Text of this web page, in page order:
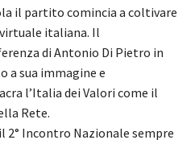
il partito comincia a coltivare
italiana. Il
di Antonio Di Pietro in
a sua immagine e
l’Italia dei Valori come il
Rete.
2° Incontro Nazionale sempre